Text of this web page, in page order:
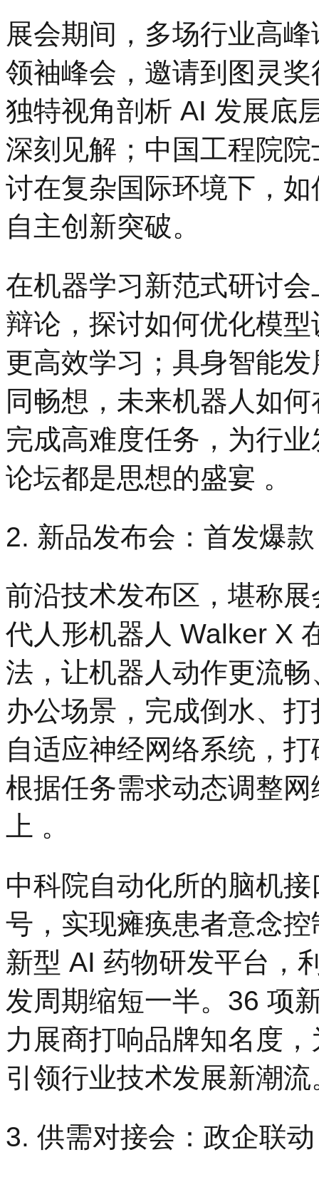
展会期间，多场行业高
领袖峰会，邀请到图灵
独特视角剖析 AI 发展底
深刻见解；中国工程院
讨在复杂国际环境下，
自主创新突破。
在机器学习新范式研讨
辩论，探讨如何优化模
更高效学习；具身智能
同畅想，未来机器人如
完成高难度任务，为行
论坛都是思想的盛宴 。
2. 新品发布会：首发爆
前沿技术发布区，堪称展
代人形机器人 Walker X
法，让机器人动作更流
办公场景，完成倒水、
自适应神经网络系统，
根据任务需求动态调整
上 。
中科院自动化所的脑机
号，实现瘫痪患者意念
新型 AI 药物研发平台，
发周期缩短一半。36 项
力展商打响品牌知名度
引领行业技术发展新潮流
3. 供需对接会：政企联